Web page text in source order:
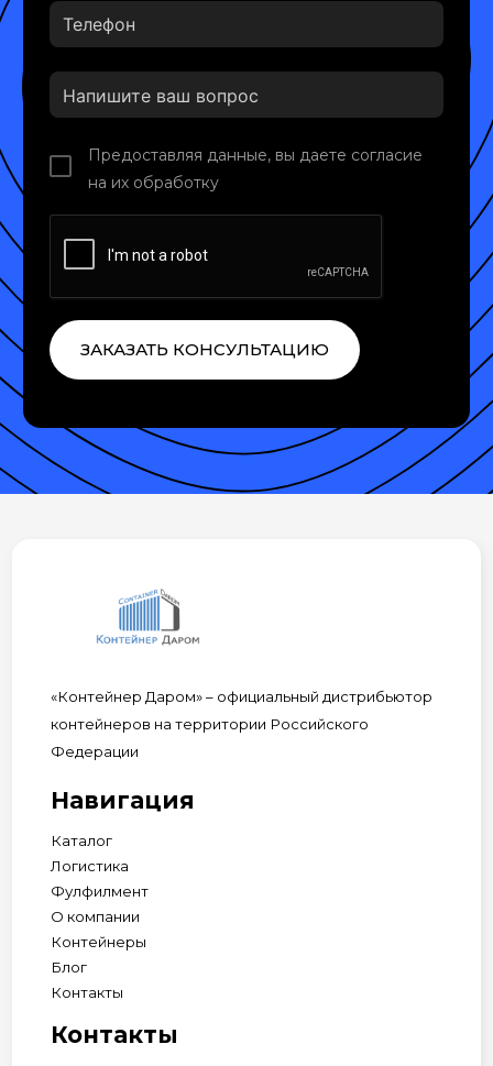
Предоставляя данные, вы даете согласие
на их обработку
ЗАКАЗАТЬ КОНСУЛЬТАЦИЮ
«Контейнер Даром» – официальный дистрибьютор
контейнеров на территории Российского
Федерации
Навигация
Каталог
Логистика
Фулфилмент
О компании
Контейнеры
Блог
Контакты
Контакты